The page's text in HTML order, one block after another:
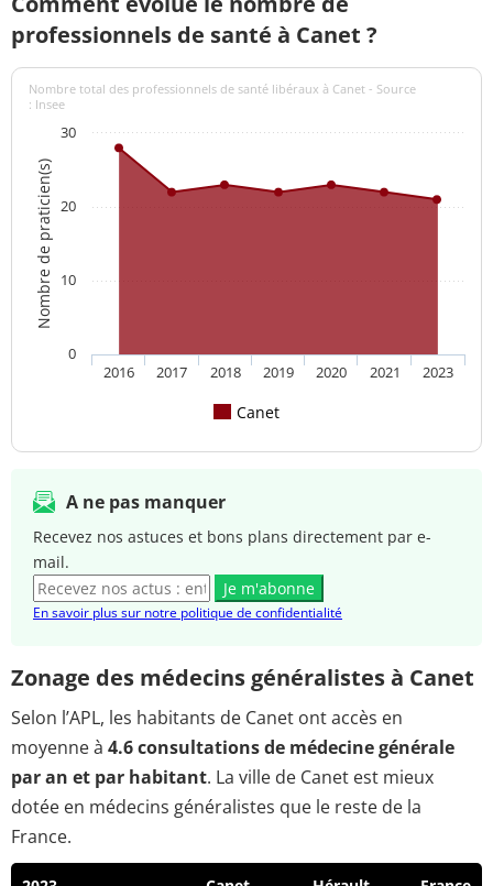
professionnels de santé à Canet ?
Nombre de praticien(s)
Nombre total des professionnels de santé libéraux à Canet - Source
: Insee
Canet
2016 2017 2018 2019 2020 2021 2023
0
10
20
30
A ne pas manquer
Recevez nos astuces et bons plans directement par e-
mail.
Je m'abonne
En savoir plus sur notre politique de confidentialité
Zonage des médecins généralistes à Canet
Selon l’APL, les habitants de Canet ont accès en
moyenne à 4.6 consultations de médecine générale
par an et par habitant. La ville de Canet est mieux
dotée en médecins généralistes que le reste de la
France.